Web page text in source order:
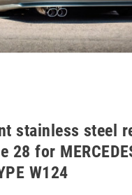
stainless steel
28 for
W124